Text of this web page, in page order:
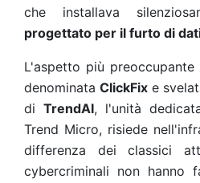
che installava
progettato per il furto di
L'aspetto più
denominata ClickFix e
di TrendAI, l'unità
Trend Micro, risiede
differenza dei classici
cybercriminali non hanno